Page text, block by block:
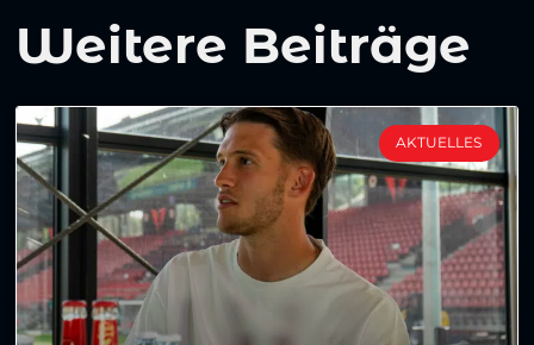
Weitere Beiträge
AKTUELLES